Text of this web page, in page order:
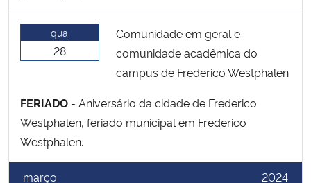
qua
28
Comunidade em geral e
comunidade acadêmica do
campus de Frederico Westphalen
FERIADO - Aniversário da cidade de Frederico
Westphalen, feriado municipal em Frederico
Westphalen.
março 2024